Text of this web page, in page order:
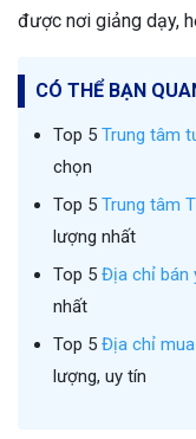
được nơi giảng dạy,
CÓ THỂ BẠN
Top 5 Trung tâm
chọn
Top 5 Trung tâm
lượng nhất
Top 5 Địa chỉ bán
nhất
Top 5 Địa chỉ
lượng, uy tín